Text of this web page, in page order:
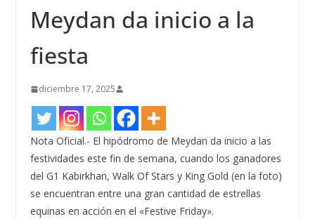
Meydan da inicio a la
fiesta
diciembre 17, 2025
Nota Oficial.- El hipódromo de Meydan da inicio a las
festividades este fin de semana, cuando los ganadores
del G1 Kabirkhan, Walk Of Stars y King Gold (en la foto)
se encuentran entre una gran cantidad de estrellas
equinas en acción en el «Festive Friday».